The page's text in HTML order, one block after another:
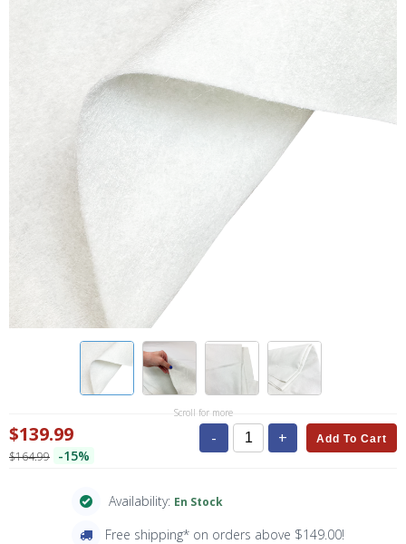
Scroll for more
$139.99
$164.99 -15%
- + Add To Cart
Availability: En Stock
Free shipping* on orders above $149.00!